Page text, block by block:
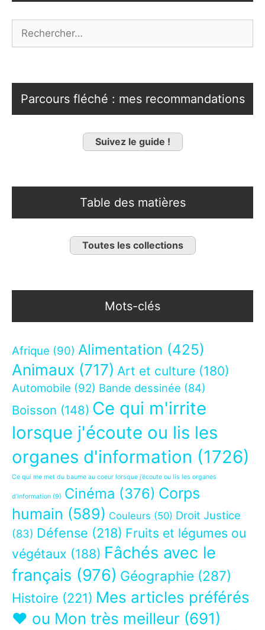
Parcours fléché : mes recommandations
Suivez le guide !
Table des matières
Toutes les collections
Mots-clés
Afrique (90) Alimentation (425)
Animaux (717) Art et culture (180)
Automobile (92) Bande dessinée (84)
Boisson (148) Ce qui m'irrite
lorsque j'écoute ou lis les
organes d'information (1726)
Ce qui me met du baume au coeur lorsque j’écoute ou lis les organes
d’information (9) Cinéma (376) Corps
humain (589) Couleurs (50) Droit Justice
(83) Défense (218) Fruits et légumes ou
végétaux (188) Fâchés avec le
français (976) Géographie (287)
Histoire (221) Mes articles préférés
❤ ou Mon très meilleur (691)